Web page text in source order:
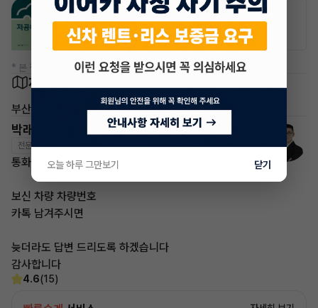
공항주차장
50% 할인
공영주차장
50% 할인
* 본 정보는 지자체마다 다를 수 있으니 실제 정보와 확인해 주세요.
차량 위치
부산
박래철 매니저
전문교육수료 자격인증완료
통화가 부재중 이더라도
보신 차량 차량번호
카톡 남겨주시면
늦더라도 답변 드리도록 하겠습니다
감사합니다
4.6(15)
오늘 하루 그만보기 닫기